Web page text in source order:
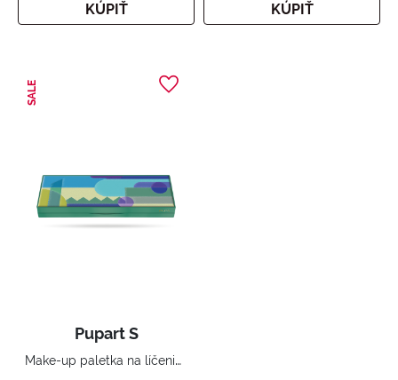
KÚPIŤ KÚPIŤ
SALE
Pupart S
Make-up paletka na líčenie očí, pier a tváre